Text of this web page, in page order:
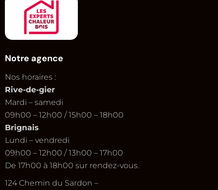
Notre agence
Nos horaires :
Rive-de-gier
Mardi – samedi
09h00 – 12h00 / 15h00 – 18h00
Brignais
Lundi – vendredi
09h00 – 12h00 / 13h00 – 17h00
De 17h00 à 18h00 sur rendez-vous.
124 Chemin du Sardon –